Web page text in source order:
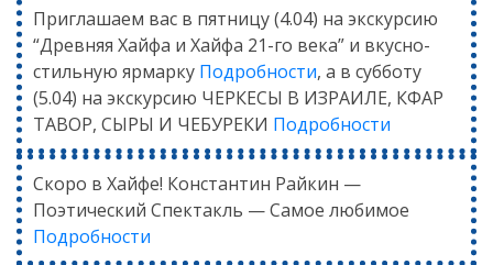
Приглашаем вас в пятницу (4.04) на экскурсию
“Древняя Хайфа и Хайфа 21-го века” и вкусно-
стильную ярмарку Подробности, а в субботу
(5.04) на экскурсию ЧЕРКЕСЫ В ИЗРАИЛЕ, КФАР
ТАВОР, СЫРЫ И ЧЕБУРЕКИ Подробности
Скоро в Хайфе! Константин Райкин —
Поэтический Спектакль — Самое любимое
Подробности